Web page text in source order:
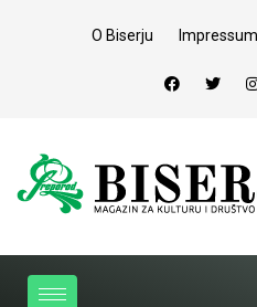
O Biserju Impressum